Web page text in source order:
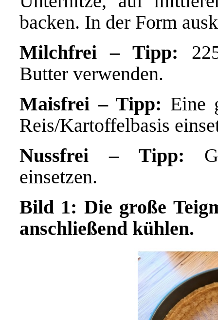
backen. In der Form
Milchfrei – Tipp:
Butter verwenden.
Maisfrei – Tipp: Eine
Reis/Kartoffelbasis
Nussfrei – Tipp:
einsetzen.
Bild 1: Die große
anschließend kühlen.